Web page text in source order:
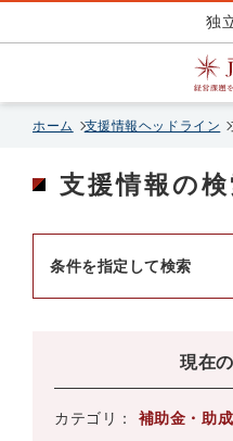
独
ホーム 支援情報ヘッドライン
支援情報の検
条件を指定して検索
現在
カテゴリ：
補助金・助